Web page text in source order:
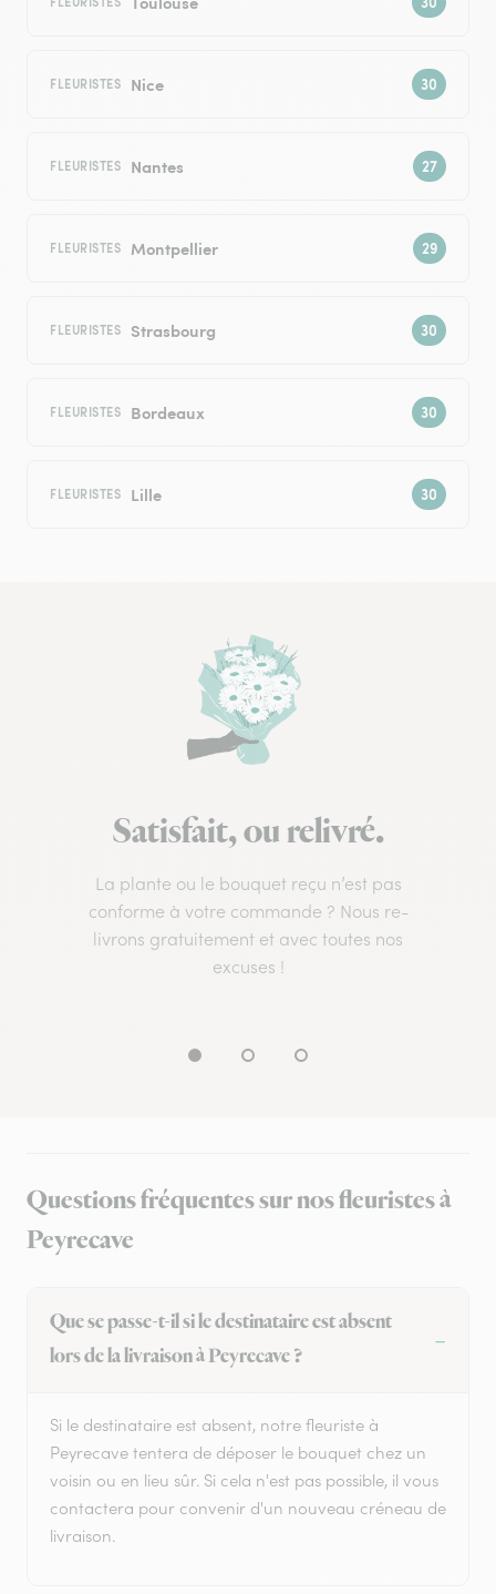
FLEURISTES Nice
FLEURISTES Nantes
FLEURISTES Montpellier
FLEURISTES Strasbourg
FLEURISTES Bordeaux
FLEURISTES Lille
Satisfait, ou relivré.
La plante ou le bouquet reçu n’est pas
conforme à votre commande ? Nous re-
livrons gratuitement et avec toutes nos
excuses !
Questions fréquentes sur nos fleuristes à
Peyrecave
Que se passe-t-il si le destinataire est absent
lors de la livraison à Peyrecave ?
Si le destinataire est absent, notre fleuriste à
Peyrecave tentera de déposer le bouquet chez un
voisin ou en lieu sûr. Si cela n'est pas possible, il vous
contactera pour convenir d'un nouveau créneau de
livraison.